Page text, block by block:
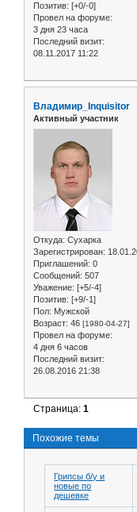
Позитив: [+0/-0]
Провел на форуме:
3 дня 23 часа
Последний визит:
08.11.2017 11:22
Владимир_Inquisitor
Активный участник
Откуда: Сухарка
Зарегистрирован:
Приглашений: 0
Сообщений: 507
Уважение: [+5/-4]
Позитив: [+9/-1]
Пол: Мужской
Возраст: 46 [1980-04-27]
Провел на форуме:
4 дня 6 часов
Последний визит:
26.08.2016 21:38
Страница:1
Похожие темы
Грипсы б/у и
новые по
дешевке